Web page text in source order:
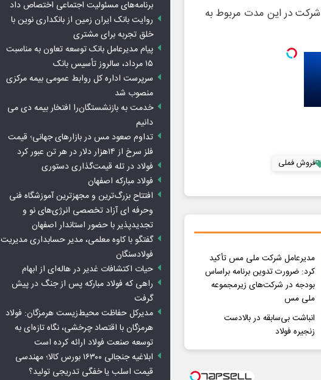
ریال از فروش این شرکت در این مدت مربوط به
فروش فملی
مدیرعامل شرکت ملی مس تأکید
کرد: ضرورت تدوین برنامه براساس
بودجه در شرکت‌های زیرمجموعه
ملی مس
انباشت بی‌سابقه در بالادست
زنجیره فولاد
برنامه‌های مسئولیت اجتماعی اختصاص داد
روایت بانک ایران زمین از بانکداری نوین با
خلق تجربه برای مشتری
پیام مدیرعامل بانک توسعه تعاون به مناسبت
۱۵ مرداد، سالروز تأسیس بانک
سرپرست اداره کل روابط عمومی بیمه مرکزی
منصوب شد
خدمت به بازنشستگان‌را افتخار بیمه دی می
دانیم
تداوم صعود مس در بازارهای جهانی؛ قیمت
فلز سرخ از ۱۴هزار دلار در هر تن عبور کرد
فولاد در تله قیمت‌گذاری دستوری
فولاد مبارکه اصفهان
افتتاح بزرگ‌ترین و مجهزترین آموزشگاه فنی
وحرفه ای آزاد تخصصی انرژی‌های نو و
تجدیدپذیر با حضور استاندار اصفهان
گفتگو با کاوه معلمی، مدیر حسابداری مدیریت
فولادسنگان
حیات اکتشافات غدیر در هاله‌ای از ابهام
راهی که فولاد مبارکه پس از جنگ در پیش
گرفت
مدیرکل حفاظت محیط‌زیست هرمزگان: فولاد
هرمزگان با اقتصاد چرخشی، نگاه تازه‌ای به
توسعه صنعت فولاد ارائه کرده است
ابلاغیه جنجالی ۱۶۳۰۰ بورس کالا؛ مهندسی
قیمت اسلب یا خفگی تدریجی تولید؟